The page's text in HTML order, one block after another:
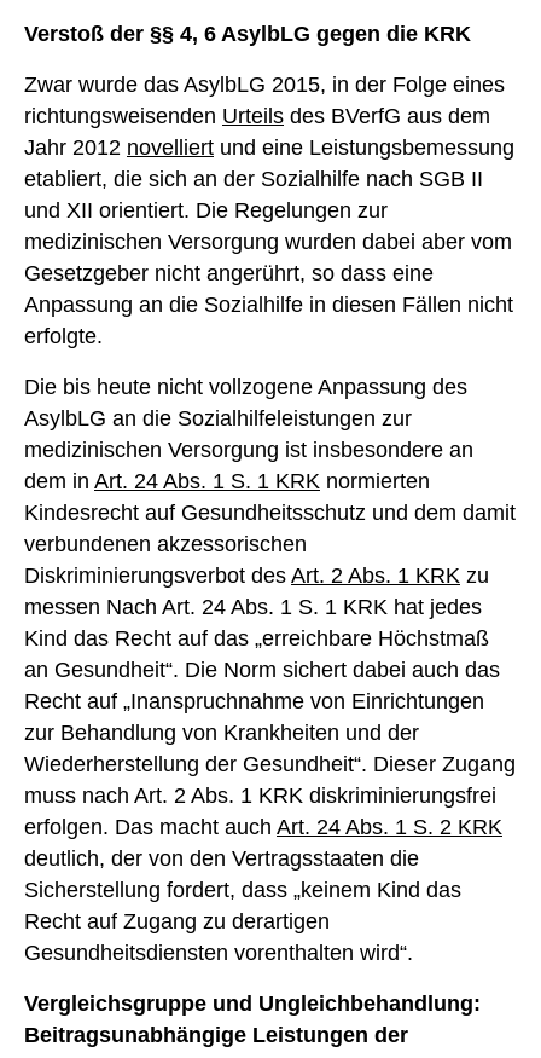
Verstoß der §§ 4, 6 AsylbLG gegen die KRK
Zwar wurde das AsylbLG 2015, in der Folge eines
richtungsweisenden Urteils des BVerfG aus dem
Jahr 2012 novelliert und eine Leistungsbemessung
etabliert, die sich an der Sozialhilfe nach SGB II
und XII orientiert. Die Regelungen zur
medizinischen Versorgung wurden dabei aber vom
Gesetzgeber nicht angerührt, so dass eine
Anpassung an die Sozialhilfe in diesen Fällen nicht
erfolgte.
Die bis heute nicht vollzogene Anpassung des
AsylbLG an die Sozialhilfeleistungen zur
medizinischen Versorgung ist insbesondere an
dem in Art. 24 Abs. 1 S. 1 KRK normierten
Kindesrecht auf Gesundheitsschutz und dem damit
verbundenen akzessorischen
Diskriminierungsverbot des Art. 2 Abs. 1 KRK zu
messen Nach Art. 24 Abs. 1 S. 1 KRK hat jedes
Kind das Recht auf das „erreichbare Höchstmaß
an Gesundheit“. Die Norm sichert dabei auch das
Recht auf „Inanspruchnahme von Einrichtungen
zur Behandlung von Krankheiten und der
Wiederherstellung der Gesundheit“. Dieser Zugang
muss nach Art. 2 Abs. 1 KRK diskriminierungsfrei
erfolgen. Das macht auch Art. 24 Abs. 1 S. 2 KRK
deutlich, der von den Vertragsstaaten die
Sicherstellung fordert, dass „keinem Kind das
Recht auf Zugang zu derartigen
Gesundheitsdiensten vorenthalten wird“.
Vergleichsgruppe und Ungleichbehandlung:
Beitragsunabhängige Leistungen der